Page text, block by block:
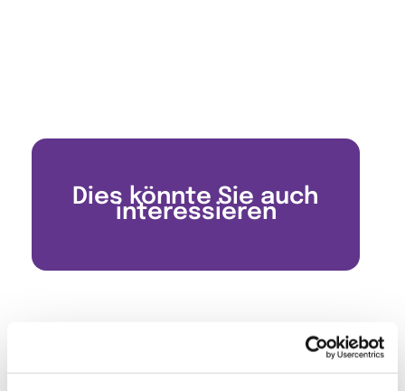
Dies könnte Sie auch
interessieren